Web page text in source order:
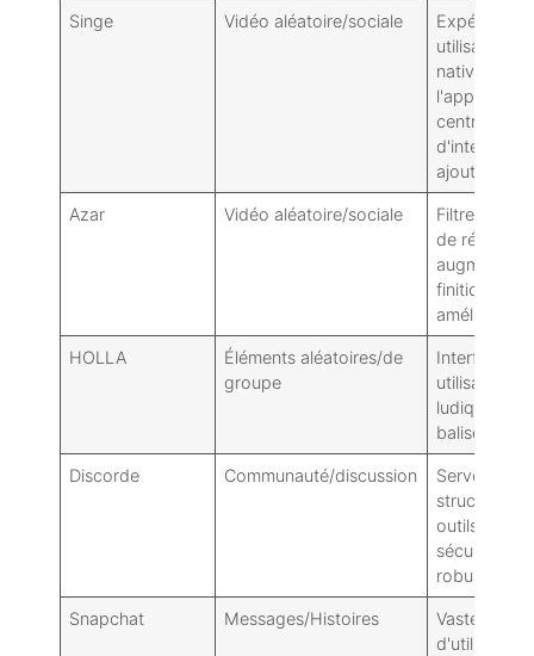
Singe Vidéo aléatoire/sociale
Expérience
utilisateur
native de
centres
d'intérêt,
ajouts/amis
Azar Vidéo aléatoire/sociale
Filtres,
de réalité
augmentée,
finition
améliorée
HOLLA
Éléments aléatoires/de
groupe
Interface
utilisateur
ludique,
balises
Discorde Communauté/discussion
Serveurs
structurés,
outils de
sécurité
robustes
Snapchat Messages/Histoires
Vaste base